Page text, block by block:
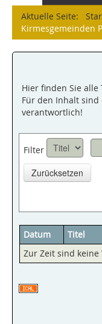
Aktuelle Seite:
Kirmesgemeinden
Hier finden Sie
Für den Inhalt
verantwortlich!
Filter
Zurücksetzen
Datum Titel
Zur Zeit sind